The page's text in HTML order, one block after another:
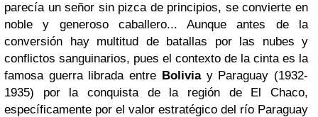
parecía un señor sin pizca de principios, se convierte en
noble y generoso caballero... Aunque antes de la
conversión hay multitud de batallas por las nubes y
conflictos sanguinarios, pues el contexto de la cinta es la
famosa guerra librada entre Boliviay Paraguay (1932-
1935) por la conquista de la región de El Chaco,
específicamente por el valor estratégico del río Paraguay